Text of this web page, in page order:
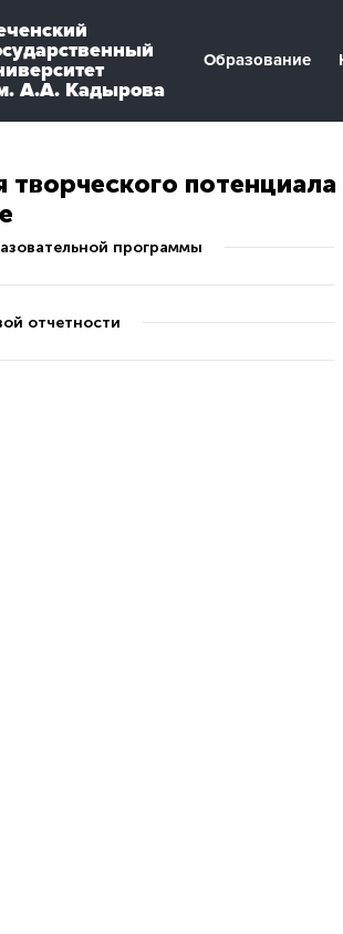
А.А. Кадырова
Образование
творческого
программы
отчетности